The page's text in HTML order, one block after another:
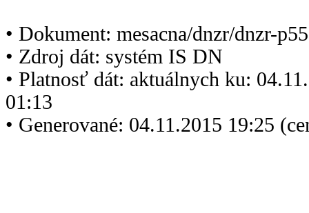
• Dokument: mesacna/dnzr/dnzr-
• Zdroj dát: systém IS DN
• Platnosť dát: aktuálnych ku:
01:13
• Generované: 04.11.2015 19:25